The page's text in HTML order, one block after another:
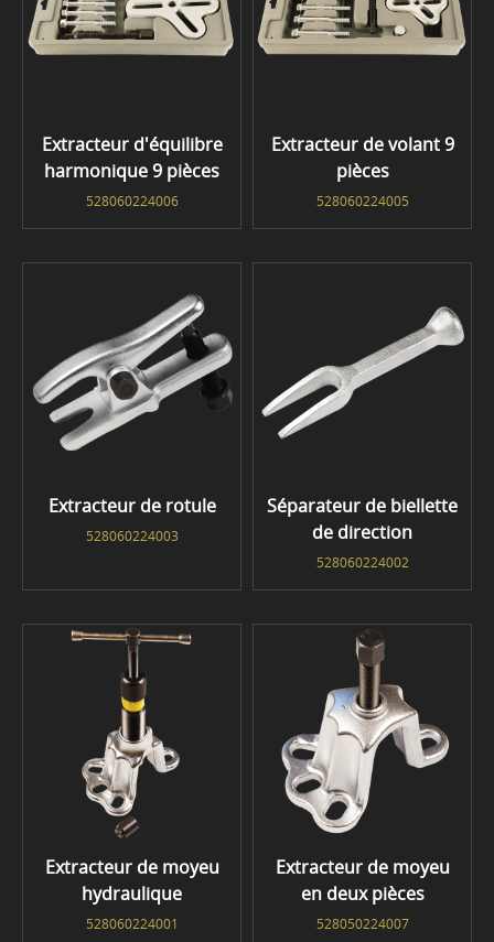
Extracteur d'équilibre
harmonique 9 pièces
528060224006
Extracteur de volant 9
pièces
528060224005
Extracteur de rotule
528060224003
Séparateur de biellette
de direction
528060224002
Extracteur de moyeu
hydraulique
528060224001
Extracteur de moyeu
en deux pièces
528050224007